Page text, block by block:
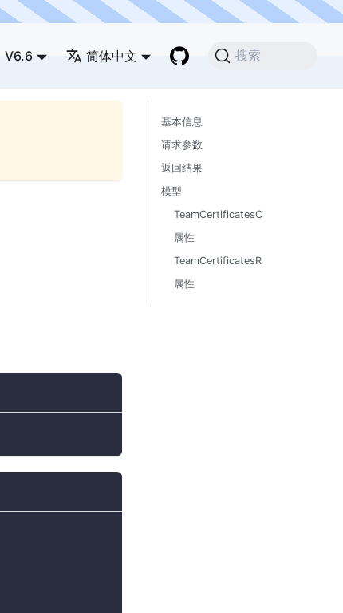
V6.6 简体中文 搜索
基本信息
请求参数
返回结果
模型
TeamCertificatesC
属性
TeamCertificatesR
属性